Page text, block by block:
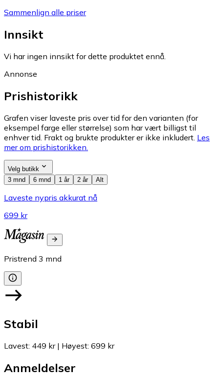
Sammenlign alle priser
Innsikt
Vi har ingen innsikt for dette produktet ennå.
Annonse
Prishistorikk
Grafen viser laveste pris over tid for den varianten (for
eksempel farge eller størrelse) som har vært billigst til
enhver tid. Frakt og brukte produkter er ikke inkludert. Les
mer om prishistorikken.
Velg butikk
3 mnd
6 mnd 1 år 2 år Alt
Laveste nypris akkurat nå
699 kr
Pristrend 3 mnd
Stabil
Lavest: 449 kr| Høyest: 699 kr
Anmeldelser